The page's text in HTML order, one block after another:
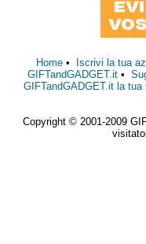
Home• Iscrivi la tua
GIFTandGADGET.it•
GIFTandGADGET.it la tua
Copyright © 2001-2009